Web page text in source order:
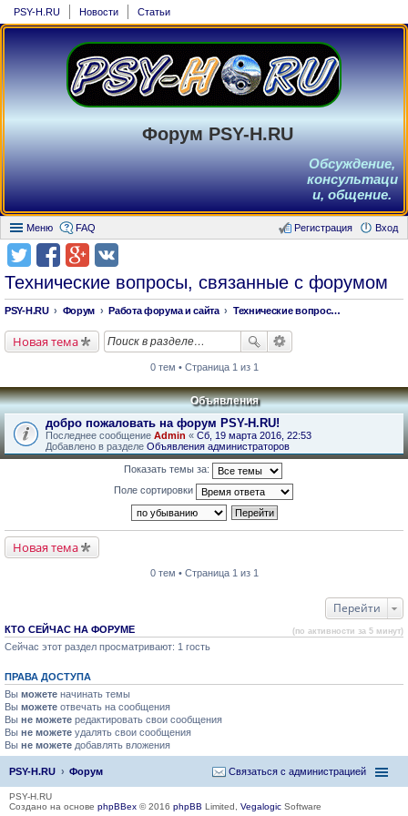
PSY-H.RU Новости Статьи
Форум PSY-H.RU
Обсуждение,
консультаци
и, общение.
Меню FAQ Вход
Регистрация
Технические вопросы, связанные с форумом
PSY-H.RU Форум Работа форума и сайта Технические вопросы, связанные с форумом
Новая тема
0 тем • Страница 1 из 1
Объявления
добро пожаловать на форум PSY-H.RU!
Последнее сообщение Admin « Сб, 19 марта 2016, 22:53
Добавлено в разделе Объявления администраторов
Показать темы за:
Поле сортировки
Новая тема
0 тем • Страница 1 из 1
Перейти
КТО СЕЙЧАС НА ФОРУМЕ (по активности за 5 минут)
Сейчас этот раздел просматривают: 1 гость
ПРАВА ДОСТУПА
Вы можете начинать темы
Вы можете отвечать на сообщения
Вы не можете редактировать свои сообщения
Вы не можете удалять свои сообщения
Вы не можете добавлять вложения
PSY-H.RU Форум Связаться с администрацией
PSY-H.RU
Создано на основе phpBBex © 2016 phpBB Limited, Vegalogic Software